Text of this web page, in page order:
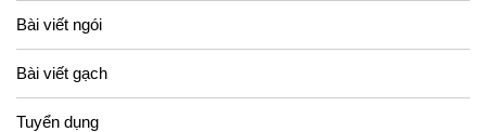
Bài viết ngói
Bài viết gạch
Tuyển dụng